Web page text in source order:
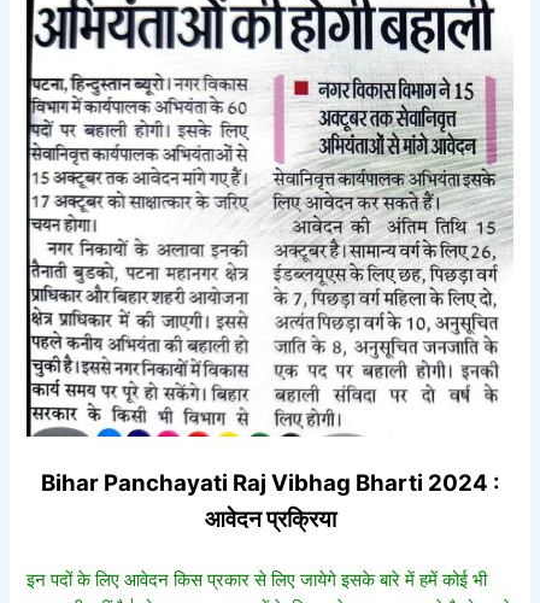
Bihar Panchayati Raj Vibhag Bharti 2024 :
आवेदन प्रक्रिया
इन पदों के लिए आवेदन किस प्रकार से लिए जायेगे इसके बारे में हमें कोई भी